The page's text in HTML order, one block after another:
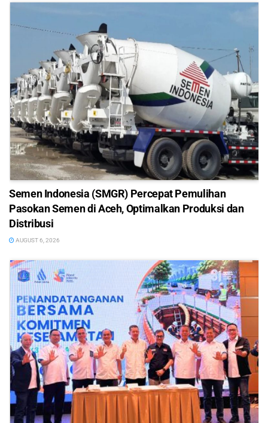
Semen Indonesia (SMGR) Percepat Pemulihan
Pasokan Semen di Aceh, Optimalkan Produksi dan
Distribusi
AUGUST 6, 2026